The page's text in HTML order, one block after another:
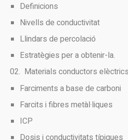
Definicions
Nivells de conductivitat
Llindars de percolació
Estratègies per a obtenir-la.
Materials conductors elèctrics
Farciments a base de carboni
Farcits i fibres metàl·liques
ICP